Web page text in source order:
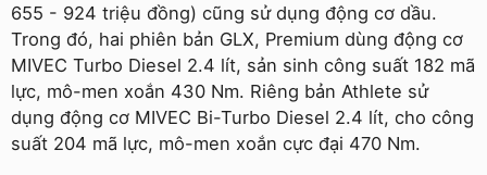
655 - 924 triệu đồng) cũng sử dụng động cơ dầu.
Trong đó, hai phiên bản GLX, Premium dùng động cơ
MIVEC Turbo Diesel 2.4 lít, sản sinh công suất 182 mã
lực, mô-men xoắn 430 Nm. Riêng bản Athlete sử
dụng động cơ MIVEC Bi-Turbo Diesel 2.4 lít, cho công
suất 204 mã lực, mô-men xoắn cực đại 470 Nm.